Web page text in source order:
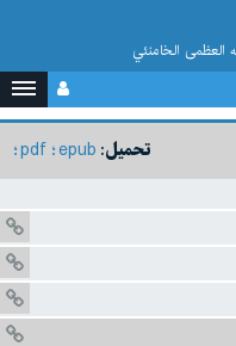
العظمى الخامنئي
تحميل: epub
pdf